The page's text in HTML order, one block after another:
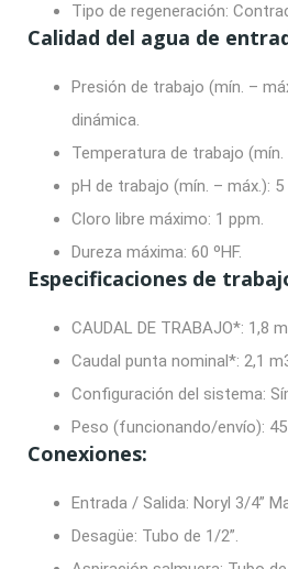
Tipo de regeneración:
Calidad del agua de
Presión de trabajo (mín. –
dinámica.
Temperatura de trabajo (mín.
pH de trabajo (mín. – máx.): 5
Cloro libre máximo: 1 ppm.
Dureza máxima: 60 ºHF.
Especificaciones de
CAUDAL DE TRABAJO*: 1,8
Caudal punta nominal*: 2,1
Configuración del sistema:
Peso (funcionando/envío):
Conexiones:
Entrada / Salida: Noryl 3/4”
Desagüe: Tubo de 1/2”.